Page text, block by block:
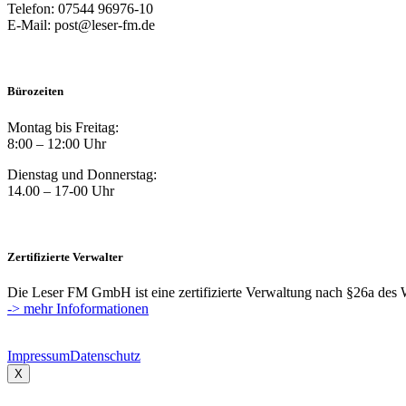
Telefon: 07544 96976-10
E-Mail: post@leser-fm.de
Bürozeiten
Montag bis Freitag:
8:00 – 12:00 Uhr
Dienstag und Donnerstag:
14.00 – 17-00 Uhr
Zertifizierte Verwalter
Die Leser FM GmbH ist eine zertifizierte Verwaltung nach §26a des
-> mehr Infoformationen
ImpressumDatenschutz
X